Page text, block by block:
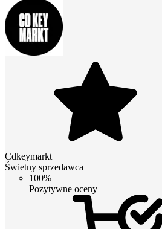
Cdkeymarkt
Świetny sprzedawca
100%
Pozytywne oceny